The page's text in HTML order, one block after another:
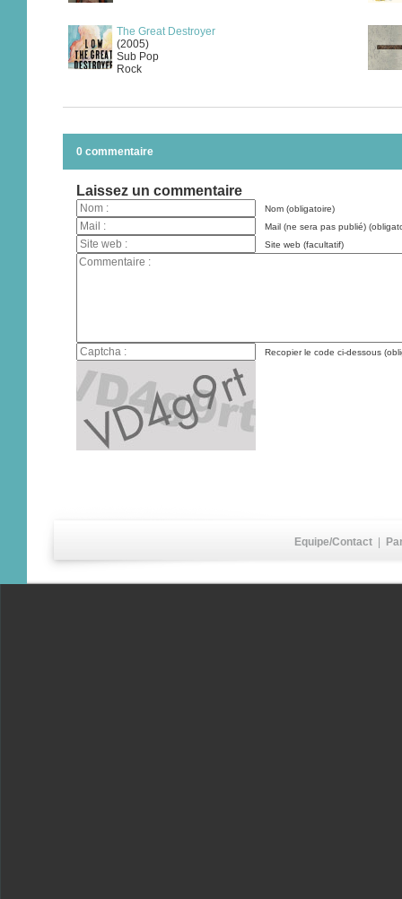
The Great Destroyer
(2005)
Sub Pop
Rock
0 commentaire
Laissez un commentaire
Nom (obligatoire)
Mail (ne sera pas publié)
Site web (facultatif)
Recopier le code ci-dessous
Equipe/Contact